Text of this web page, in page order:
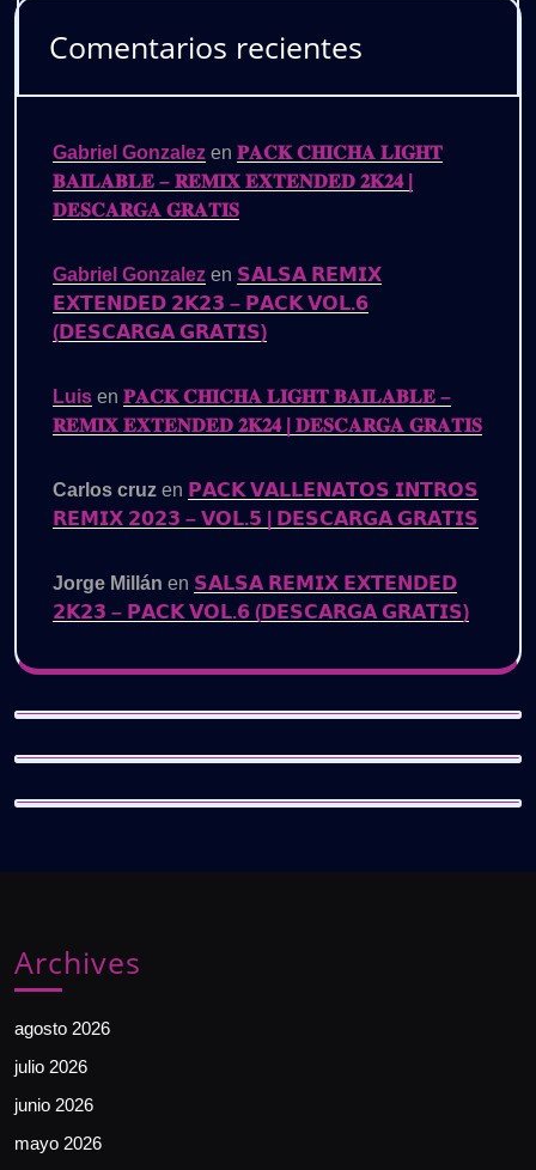
Comentarios recientes
Gabriel Gonzalez en 𝐏𝐀𝐂𝐊 𝐂𝐇𝐈𝐂𝐇𝐀 𝐋𝐈𝐆𝐇𝐓
𝐁𝐀𝐈𝐋𝐀𝐁𝐋𝐄 – 𝐑𝐄𝐌𝐈𝐗 𝐄𝐗𝐓𝐄𝐍𝐃𝐄𝐃 𝟐𝐊𝟐𝟒 |
𝐃𝐄𝐒𝐂𝐀𝐑𝐆𝐀 𝐆𝐑𝐀𝐓𝐈𝐒
Gabriel Gonzalez en 𝗦𝗔𝗟𝗦𝗔 𝗥𝗘𝗠𝗜𝗫
𝗘𝗫𝗧𝗘𝗡𝗗𝗘𝗗 𝟮𝗞𝟮𝟯 – 𝗣𝗔𝗖𝗞 𝗩𝗢𝗟.𝟲
(𝗗𝗘𝗦𝗖𝗔𝗥𝗚𝗔 𝗚𝗥𝗔𝗧𝗜𝗦)
Luis en 𝐏𝐀𝐂𝐊 𝐂𝐇𝐈𝐂𝐇𝐀 𝐋𝐈𝐆𝐇𝐓 𝐁𝐀𝐈𝐋𝐀𝐁𝐋𝐄 –
𝐑𝐄𝐌𝐈𝐗 𝐄𝐗𝐓𝐄𝐍𝐃𝐄𝐃 𝟐𝐊𝟐𝟒 | 𝐃𝐄𝐒𝐂𝐀𝐑𝐆𝐀 𝐆𝐑𝐀𝐓𝐈𝐒
Carlos cruz en 𝗣𝗔𝗖𝗞 𝗩𝗔𝗟𝗟𝗘𝗡𝗔𝗧𝗢𝗦 𝗜𝗡𝗧𝗥𝗢𝗦
𝗥𝗘𝗠𝗜𝗫 𝟮𝟬𝟮𝟯 – 𝗩𝗢𝗟.𝟱 | 𝗗𝗘𝗦𝗖𝗔𝗥𝗚𝗔 𝗚𝗥𝗔𝗧𝗜𝗦
Jorge Millán en 𝗦𝗔𝗟𝗦𝗔 𝗥𝗘𝗠𝗜𝗫 𝗘𝗫𝗧𝗘𝗡𝗗𝗘𝗗
𝟮𝗞𝟮𝟯 – 𝗣𝗔𝗖𝗞 𝗩𝗢𝗟.𝟲 (𝗗𝗘𝗦𝗖𝗔𝗥𝗚𝗔 𝗚𝗥𝗔𝗧𝗜𝗦)
Archives
agosto 2026
julio 2026
junio 2026
mayo 2026